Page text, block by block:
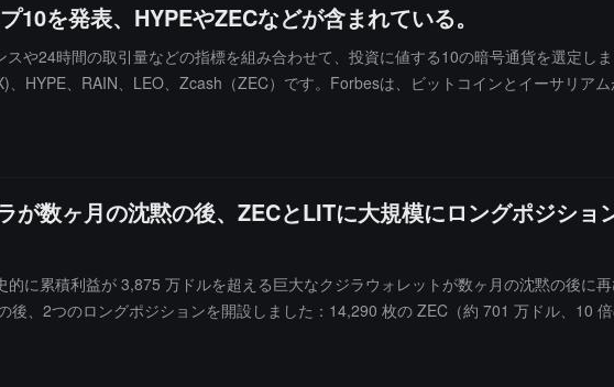
を発表、HYPEやZECなどが含まれている。
や24時間の取引量などの指標を組み合わせて、投資に値する10の暗号通貨を選定し
HYPE、RAIN、LEO、Zcash（ZEC）です。Forbesは、ビットコインとイーサリア
ミームコインを除外し、明確な投資論理を持ち、採用率と実用性の向上に伴って価値
数ヶ月の沈黙の後、ZECとLITに大規模にロングポジショ
に累積利益が 3,875 万ドルを超える巨大なクジラウォレットが数ヶ月の沈黙の後に
、2つのロングポジションを開設しました：14,290 枚の ZEC（約 701 万ドル、10